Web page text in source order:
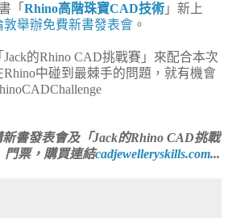
「 Rhino高階珠寶CAD技術 」新上
敦舉辦免費新書發表會 。
的Rhino CAD挑戰賽」來配合本次
中碰到最棘手的問題，就有機會
書發表會及「Jack的Rhino CAD挑戰
門票，購買連結cadjewelleryskills.com...